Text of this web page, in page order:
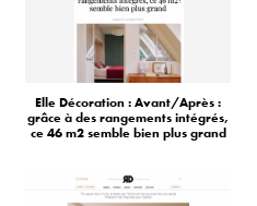
Elle Décoration : Avant/Après :
grâce à des rangements intégrés,
ce 46 m2 semble bien plus grand